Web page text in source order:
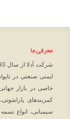
معرفی ما
ایمنی صنعتی در
خاصی در بازار
کمربندهای
سیمبانی، انواع